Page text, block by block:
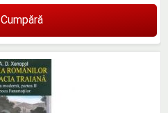
Cumpără